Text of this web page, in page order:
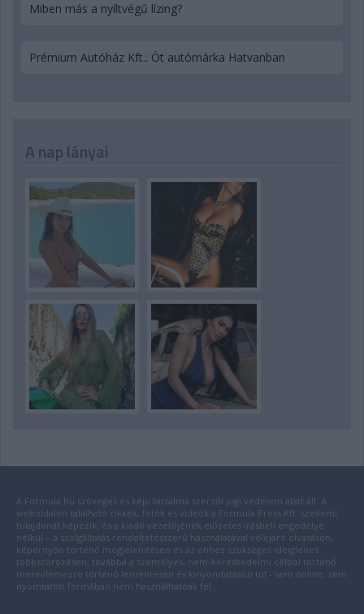
Miben más a nyíltvégű lízing?
Prémium Autóház Kft.: Öt autómárka Hatvanban
A nap lányai
A Formula.hu szöveges és képi tartalma szerzői jogi védelem alatt áll. A
weboldalon található cikkek, fotók és videók a Formula Press Kft. szellemi
tulajdonát képezik, és a kiadó vezetőjének előzetes írásbeli engedélye
nélkül – a szolgáltatás rendeltetésszerű használatával velejáró olvasáson,
képernyőn történő megjelenítésen és az ehhez szükséges ideiglenes
többszörözésen, továbbá a személyes, nem-kereskedelmi célból történő
merevlemezre történő lementésen és kinyomtatáson túl - sem online, sem
nyomtatott formában nem használhatóak fel.